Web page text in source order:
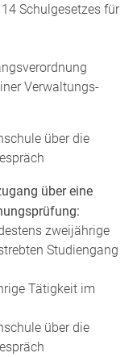
Schulgesetzes für
Verwaltungs-
über die
über eine
zweijährige
Studiengang
Tätigkeit im
über die